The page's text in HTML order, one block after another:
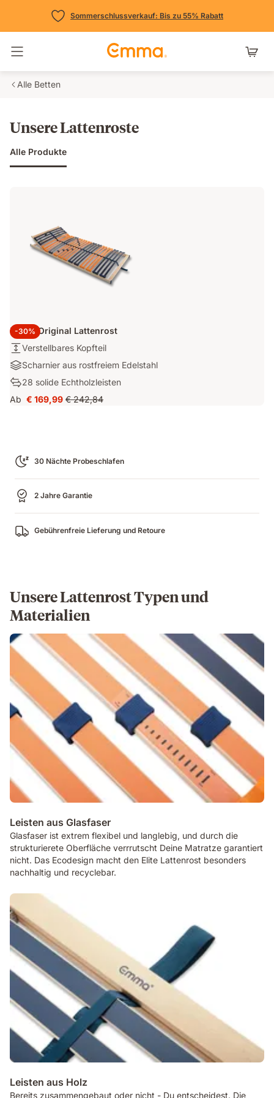
Sommerschlussverkauf: Bis zu 55% Rabatt
Navigation umschalten
Alle Betten
Unsere Lattenroste
Alle Produkte
-30%
Emma Original Lattenrost
Höhe:
Verstellbares
Kopfteil
Verstellbares Kopfteil
Materialien:
Scharnier
aus
rostfreiem
Scharnier aus rostfreiem Edelstahl
Ergonomie:
28
solide
28 solide Echtholzleisten
Ab
Preis
€ 169,99 Ursprünglicher
€ 242,84
30 Nächte Probeschlafen
2 Jahre Garantie
Gebührenfreie Lieferung und Retoure
Unsere Lattenrost Typen und
Materialien
Leisten aus Glasfaser
Glasfaser ist extrem flexibel und langlebig, und durch die
strukturierete Oberfläche verrrutscht Deine Matratze garantiert
nicht. Das Ecodesign macht den Elite Lattenrost besonders
nachhaltig und recyclebar.
Leisten aus Holz
Bereits zusammengebaut oder nicht - Du entscheidest. Die